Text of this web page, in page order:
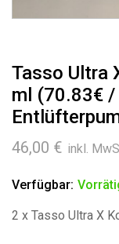
Tasso Ultra
ml (70.83€ /
46,00 € inkl.
Verfügbar:
2 x Tasso Ultra X